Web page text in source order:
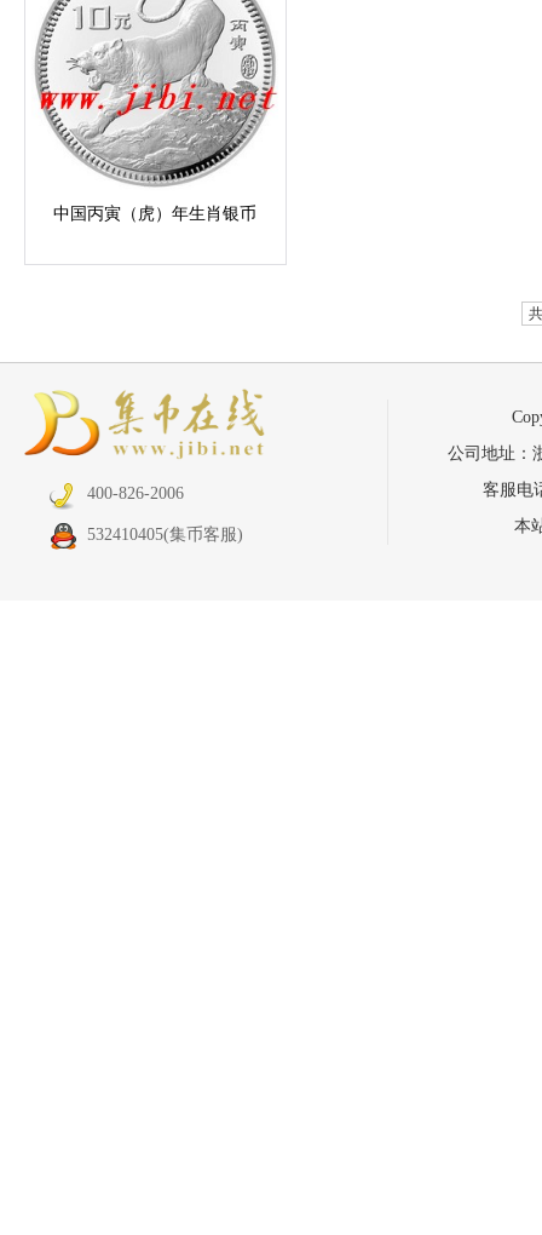
中国丙寅（虎）年生肖银币
共
400-826-2006
532410405(集币客服)
公司地址：
客服电
本